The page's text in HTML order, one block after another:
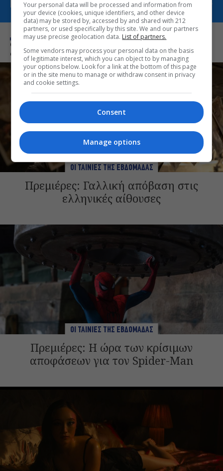
ΠΕΡΙΣΣΟΤΕΡΑ ΑΠΟ ΟΙ ΤΑΙΝΙΕΣ ΤΗΣ ΕΒΔΟΜΑΔΑΣ
Σχετικά Θέματα
ΟΙ ΤΑΙΝΙΕΣ ΤΗΣ ΕΒΔΟΜΑΔΑΣ
Πρεμιέρες: Γαλλική απόβαση στις
ελληνικές αίθουσες
ΟΙ ΤΑΙΝΙΕΣ ΤΗΣ ΕΒΔΟΜΑΔΑΣ
Πρεμιέρες: Η ώρα των κρίσιμων
αποφάσεων για τον Spider-Man
Your personal data will be processed and information from
your device (cookies, unique identifiers, and other device
data) may be stored by, accessed by and shared with 212
partners, or used specifically by this site. We and our partners
may use precise geolocation data. List of partners.
Some vendors may process your personal data on the basis
of legitimate interest, which you can object to by managing
your options below. Look for a link at the bottom of this page
or in the site menu to manage or withdraw consent in privacy
and cookie settings.
Consent
Manage options